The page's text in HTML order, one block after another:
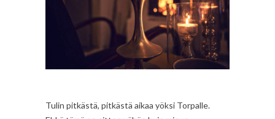
Tulin pitkästä, pitkästä aikaa yöksi Torpalle.